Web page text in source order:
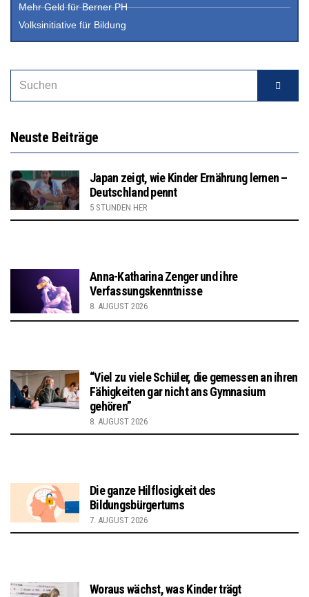
Mehr Geld für Berner PH
Volksinitiative für Bildung
Neuste Beiträge
Japan zeigt, wie Kinder Ernährung lernen –
Deutschland pennt
5 STUNDEN HER
Anna-Katharina Zenger und ihre
Verfassungskenntnisse
8. AUGUST 2026
“Viel zu viele Schüler, die gemessen an ihren
Fähigkeiten gar nicht ans Gymnasium
gehören”
8. AUGUST 2026
Die ganze Hilflosigkeit des
Bildungsbürgertums
7. AUGUST 2026
Woraus wächst, was Kinder trägt